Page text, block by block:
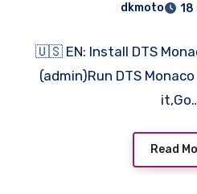
dkmoto 18
🇺🇸 EN: Install DTS
(admin)Run DTS
Read